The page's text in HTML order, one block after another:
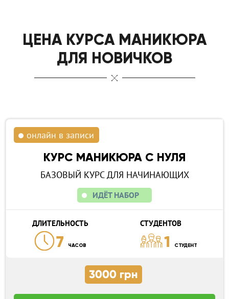
ЦЕНА КУРСА МАНИКЮРА
ДЛЯ НОВИЧКОВ
онлайн в записи
КУРС МАНИКЮРА С НУЛЯ
БАЗОВЫЙ КУРС ДЛЯ НАЧИНАЮЩИХ
ИДЁТ НАБОР
ДЛИТЕЛЬНОСТЬ
7 ЧАСОВ
СТУДЕНТОВ
1 СТУДЕНТ
3000 грн